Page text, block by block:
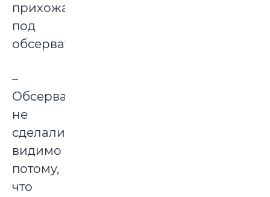
прихожанами
под
обсерваторию.
–
Обсерваторию
не
сделали,
видимо
потому,
что